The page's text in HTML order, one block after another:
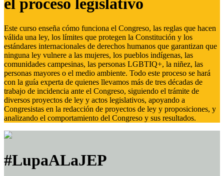
el proceso legislativo
Este curso enseña cómo funciona el Congreso, las reglas que hacen
válida una ley, los límites que protegen la Constitución y los
estándares internacionales de derechos humanos que garantizan que
ninguna ley vulnere a las mujeres, los pueblos indígenas, las
comunidades campesinas, las personas LGBTIQ+, la niñez, las
personas mayores o el medio ambiente. Todo este proceso se hará
con la guía experta de quienes llevamos más de tres décadas de
trabajo de incidencia ante el Congreso, siguiendo el trámite de
diversos proyectos de ley y actos legislativos, apoyando a
Congresistas en la redacción de proyectos de ley y proposiciones, y
analizando el comportamiento del Congreso y sus resultados.
#LupaALaJEP